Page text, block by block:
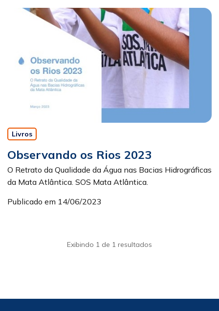
Livros
Observando os Rios 2023
O Retrato da Qualidade da Água nas Bacias Hidrográficas
da Mata Atlântica. SOS Mata Atlântica.
Publicado em 14/06/2023
Exibindo 1 de 1 resultados